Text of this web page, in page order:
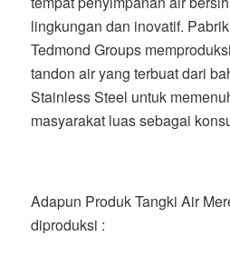
lingkungan dan inovatif.
Tedmond Groups
tandon air yang terbuat dari
Stainless Steel untuk
masyarakat luas sebagai
Adapun Produk Tangki Air
diproduksi :